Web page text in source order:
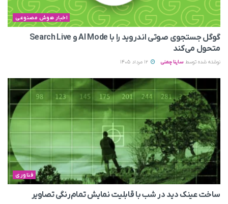
اخبار هوش مصنوعی
گوگل جستجوی صوتی اندروید را با AI Mode و Search Live
متحول می‌کند
نوشته شده توسط ساینا چمنی
فناوری
ساخت عینک دید در شب با قابلیت نمایش تمام‌رنگی تصاویر